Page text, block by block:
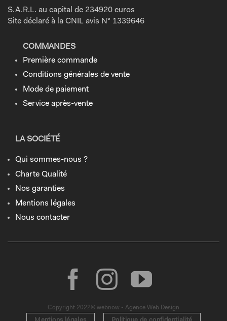
S.A.R.L. au capital de 234920 euros
Site déclaré à la CNIL avis N° 1339646
COMMANDES
Première commande
Conditions générales de vente
Mode de paiement
Service après-vente
LA SOCIÉTÉ
Qui sommes-nous ?
Charte Qualité
Nos garanties
Mentions légales
Nous contacter
Copyright 2022© webnow - Agence Web Design